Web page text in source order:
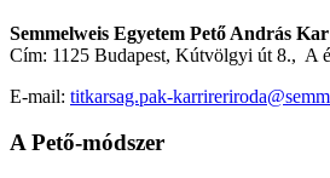
Semmelweis Egyetem Pető András Kar
Cím: 1125 Budapest, Kútvölgyi út 8., A
E-mail: titkarsag.pak-
A Pető-módszer